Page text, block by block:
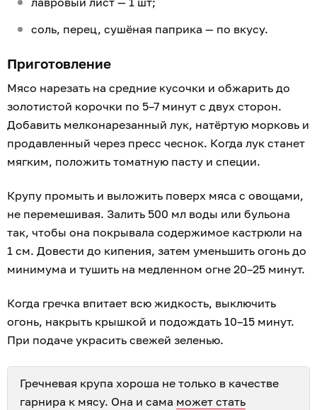
соль, перец, сушёная паприка — по вкусу.
Приготовление
Мясо нарезать на средние кусочки и обжарить до
золотистой корочки по 5–7 минут с двух сторон.
Добавить мелконарезанный лук, натёртую морковь и
продавленный через пресс чеснок. Когда лук станет
мягким, положить томатную пасту и специи.
Крупу промыть и выложить поверх мяса с овощами,
не перемешивая. Залить 500 мл воды или бульона
так, чтобы она покрывала содержимое кастрюли на
1 см. Довести до кипения, затем уменьшить огонь до
минимума и тушить на медленном огне 20–25 минут.
Когда гречка впитает всю жидкость, выключить
огонь, накрыть крышкой и подождать 10–15 минут.
При подаче украсить свежей зеленью.
Гречневая крупа хороша не только в качестве
гарнира к мясу. Она и сама может стать